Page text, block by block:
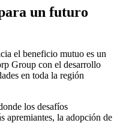
un futuro
el beneficio mutuo es un
Group con el desarrollo
en toda la región
los desafíos
apremiantes, la adopción de